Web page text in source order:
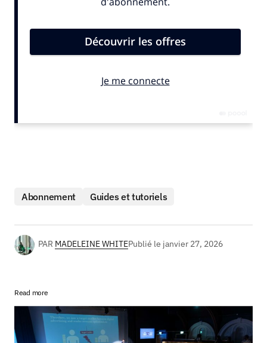
Abonnement Guides et tutoriels
PAR MADELEINE WHITEPublié le janvier 27, 2026
Read more